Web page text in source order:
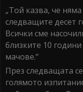
„Той казва, че
следващите десет
Всички сме
близките 10
мачове.“
През следващата
голямото